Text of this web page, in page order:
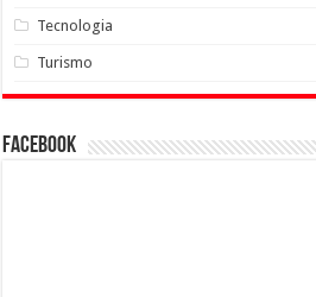
Tecnologia
Turismo
Facebook